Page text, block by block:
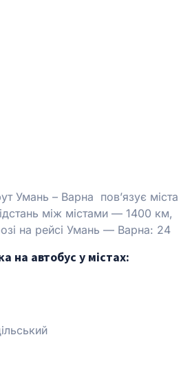
Умань – Варна пов’язує міста
між містами — 1400 км,
на рейсі Умань — Варна: 24
на автобус у містах: